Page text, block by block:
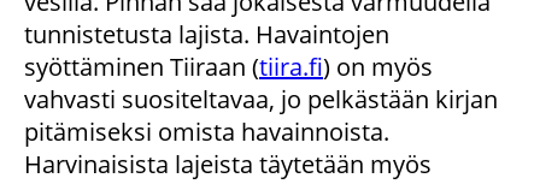
tunnistetusta lajista. Havaintojen
syöttäminen Tiiraan (tiira.fi) on myös
vahvasti suositeltavaa, jo pelkästään kirjan
pitämiseksi omista havainnoista.
Harvinaisista lajeista täytetään myös